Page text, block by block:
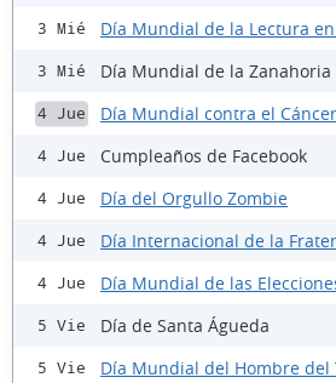
3 Mié Día Mundial de la Lectura en
3 Mié Día Mundial de la Zanahoria
4 Jue Día Mundial contra el Cáncer
4 Jue Cumpleaños de Facebook
4 Jue Día del Orgullo Zombie
4 Jue Día Internacional de la
4 Jue Día Mundial de las
5 Vie Día de Santa Águeda
5 Vie Día Mundial del Hombre del